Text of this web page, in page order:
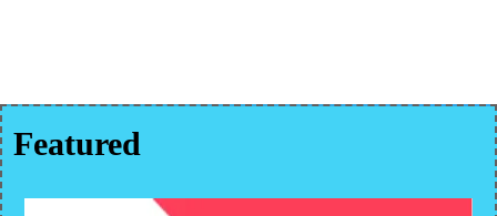
Featured